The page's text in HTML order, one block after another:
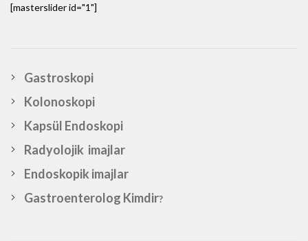
[masterslider id="1"]
Gastroskopi
Kolonoskopi
Kapsül Endoskopi
Radyolojik imajlar
Endoskopik imajlar
Gastroenterolog Kimdir?